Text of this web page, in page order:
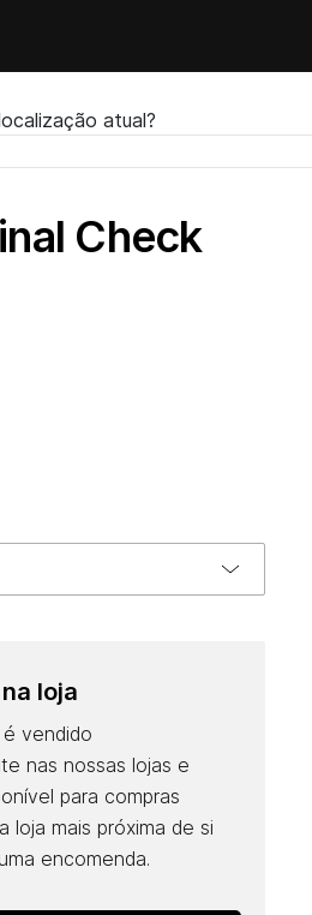
atual?
Check
loja
vendido
nas nossas lojas e
para compras
loja mais próxima de si
encomenda.